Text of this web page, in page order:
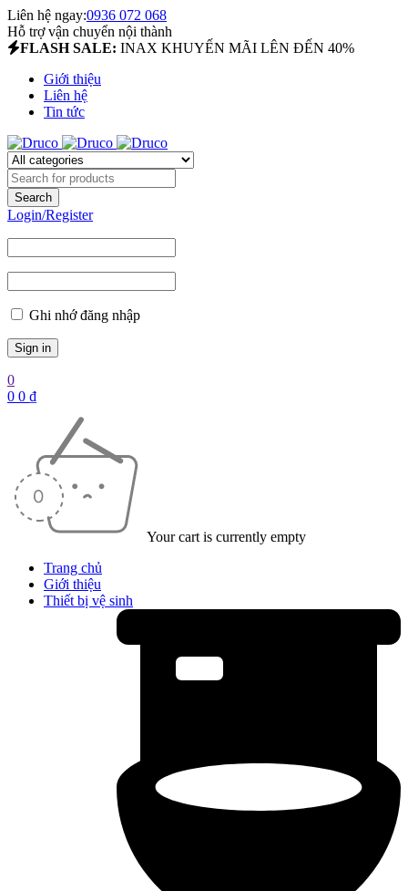
Liên hệ ngay:0936 072 068
Hỗ trợ vận chuyển nội thành
FLASH SALE: INAX KHUYẾN MÃI LÊN ĐẾN 40%
Giới thiệu
Liên hệ
Tin tức
Login/Register
Ghi nhớ đăng nhập
0
0 0 ₫
Your cart is currently empty
Trang chủ
Giới thiệu
Thiết bị vệ sinh